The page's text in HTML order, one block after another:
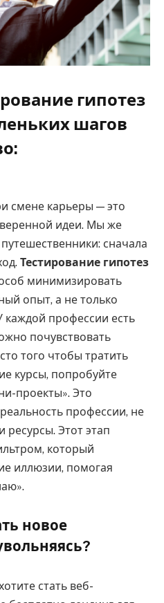
гипотез
шагов
смене карьеры — это
идеи. Мы же
сначала
Тестирование гипотез
минимизировать
опыт, а не только
каждой профессии есть
почувствовать
того чтобы тратить
курсы, попробуйте
проекты». Это
профессии, не
ресурсы. Этот этап
который
иллюзии, помогая
новое
стать веб-